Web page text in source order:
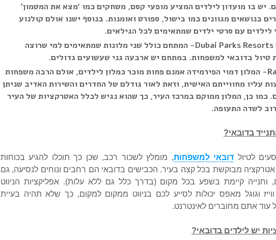
יש בו מועדון לילדים המציע מופעי קסם, משחקים כמו ‘מצא את המטמון’
בנושאים מגוונים כמו בישול, ספורט ואומנות. בנוסף ישנו אולם קולנוע
לילדים עם סרטי ילדים שמתאימים לכל הגילאים.
מתחם Dubai Parks Resorts- המתחם כולל שני מלונות שמתאימים למי שרוצה
טיול בדובאי למשפחות. במתחם יש ארבעה גני שעשועים גדולים.
Raffles- המלון דמוי הפירמידה אמנם פחות מוכר כמלון לילדים, אולם הרבה משפחות
עליו מחווייתם האישית, וזאת לאור גודלם של החדרים והשירות האדיב שניתן
כמו כן, המלון ממוקם במרכז העיר, כך שהוא נגיש לכלל האטרקציות של העיר
לשדה התעופה.
בדובאי?
לטיול דובאי למשפחות, מומלץ לשכור רכב, שכן כך תוכלו להגיע בכוחות
מבוקשת בכל קצה בעיר. הכבישים בדובאי הם רחבים ונוחים לנסיעה, גם
וחנייה קיימת בשפע בכל מקום (בדרך כלל גם ללא עלות). אפליקציות הניווט
ווייז וגוגל מאפס יכולות לסייע לכם בניווט ממקום למקום, כך שלא תהיה בעיית
עוד אתם מחוברים לאינטרנט.
יש לילדים בדובאי?